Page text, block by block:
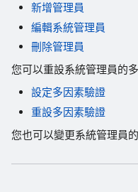
新增管理員
編輯系統管理員
刪除管理員
您可以重設系統管理員的
設定多因素驗證
重設多因素驗證
您也可以變更系統管理員